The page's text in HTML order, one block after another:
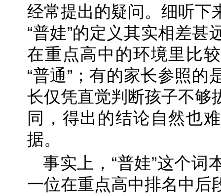
经常提出的疑问。细听下
“普娃”的定义其实相差甚
在重点高中的环境里比
“普通”；有的家长参照的
长仅凭直觉判断孩子不够
同，得出的结论自然也
据。
事实上，“普娃”这个词
一位在重点高中排名中后